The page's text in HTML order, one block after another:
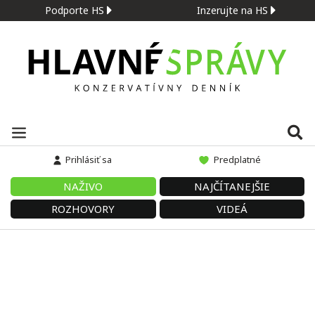
Podporte HS Inzerujte na HS
Prihlásiť sa Predplatné
NAŽIVO
NAJČÍTANEJŠIE
ROZHOVORY
VIDEÁ